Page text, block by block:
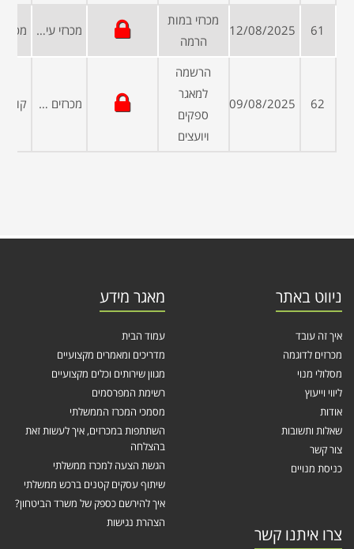
61
12/08/2025
מכרזי במות
הרמה
מכרזי עיריות ומועצות
62
09/08/2025
הרשמה
למאגר
ספקים
ויועצים
מכרזים פומביים
ניווט באתר
איך זה עובד
מכרזים לדוגמה
מסלולי מנוי
ליווי וייעוץ
אודות
שאלות ותשובות
צור קשר
כניסת מנויים
מאגר מידע
עמוד הבית
מדריכים ומאמרים מקצועיים
מגוון שירותים וכלים מקצועיים
רשימת המפרסמים
מסמכי המכרז הממשלתי
השתתפות במכרזים, איך לעשות זאת
בהצלחה
הגשת הצעה למכרז ממשלתי
שיתוף עסקים קטנים ברכש ממשלתי
איך להירשם כספק של משרד הביטחון?
הצהרת נגישות
צרו איתנו קשר